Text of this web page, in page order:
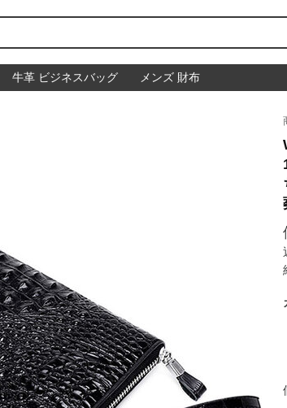
牛革 ビジネスバッグ メンズ 財布